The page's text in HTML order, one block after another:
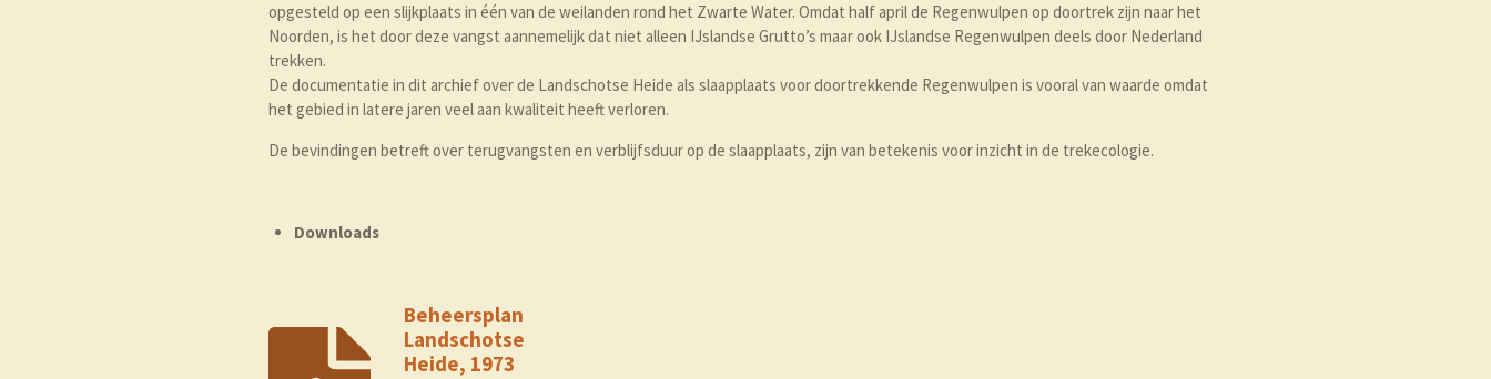
opgesteld op een slijkplaats in één van de weilanden rond het Zwarte Water. Omdat half april de Regenwulpen op doortrek zijn naar het
Noorden, is het door deze vangst aannemelijk dat niet alleen IJslandse Grutto’s maar ook IJslandse Regenwulpen deels door Nederland
trekken.
De documentatie in dit archief over de Landschotse Heide als slaapplaats voor doortrekkende Regenwulpen is vooral van waarde omdat
het gebied in latere jaren veel aan kwaliteit heeft verloren.
De bevindingen betreft over terugvangsten en verblijfsduur op de slaapplaats, zijn van betekenis voor inzicht in de trekecologie.
Downloads
Beheersplan
Landschotse
Heide, 1973